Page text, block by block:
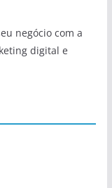
negócio com a
digital e